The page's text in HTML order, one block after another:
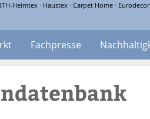
Heimtex · Haustex · Carpet Home ·
Fachpresse